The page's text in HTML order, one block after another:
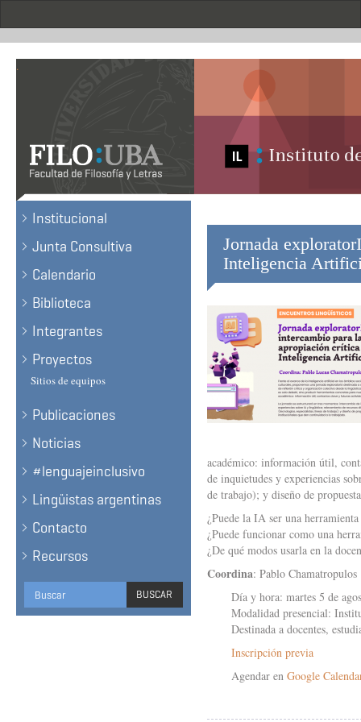
.
Institucional
Junta Consultiva
Calendario
Biblioteca
Integrantes
Proyectos
Sitios de equipos
Publicaciones
Noticias
#lenguajeinclusivo
Lingüistas argentinas
Contacto
Recursos
Formulario
de
BUSCAR
BUSCAR
Jornada
Inteligencia
académico: información útil,
de inquietudes y experiencias
de trabajo); y diseño de
¿Puede la IA ser una
¿Puede funcionar como una
¿De qué modos usarla en la
Coordina: Pablo Chamatropulos
Día y hora: martes 5 de
Modalidad presencial:
Destinada a docentes,
Inscripción previa
Agendar en Google